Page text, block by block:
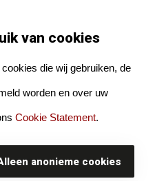
van cookies
die wij gebruiken, de
worden en over uw
Cookie Statement.
anonieme cookies